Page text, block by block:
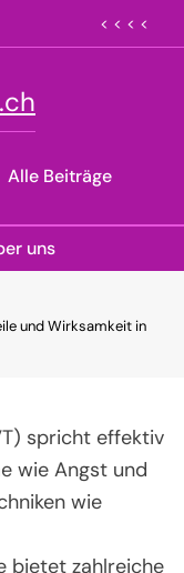
< < < <
Alle Beiträge
uns
und Wirksamkeit in
spricht effektiv
wie Angst und
wie
bietet zahlreiche